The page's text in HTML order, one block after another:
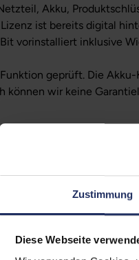
Zustimmung
Diese Webseite
Akku,
ist bereits digital
vorinstalliert inklusive
geprüft. Die
können wir keine